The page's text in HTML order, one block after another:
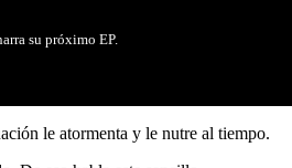
su próximo EP.
le atormenta y le nutre al tiempo.